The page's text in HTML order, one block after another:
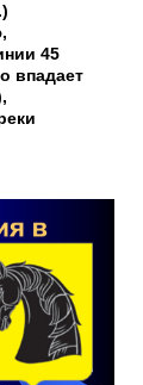
45
впадает